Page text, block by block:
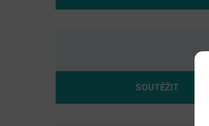
SOUTĚŽIT